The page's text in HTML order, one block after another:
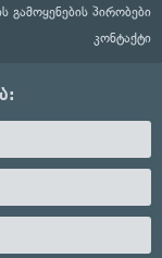
გამოყენების პირობები
კონტაქტი